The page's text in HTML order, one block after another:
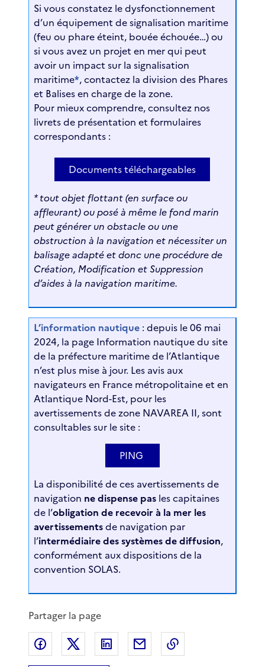
Si vous constatez le dysfonctionnement
d’un équipement de signalisation maritime
(feu ou phare éteint, bouée échouée…) ou
si vous avez un projet en mer qui peut
avoir un impact sur la signalisation
maritime*, contactez la division des Phares
et Balises en charge de la zone.
Pour mieux comprendre, consultez nos
livrets de présentation et formulaires
correspondants :
Documents téléchargeables
* tout objet flottant (en surface ou
affleurant) ou posé à même le fond marin
peut générer un obstacle ou une
obstruction à la navigation et nécessiter un
balisage adapté et donc une procédure de
Création, Modification et Suppression
d’aides à la navigation maritime.
L’information nautique : depuis le 06 mai
2024, la page Information nautique du site
de la préfecture maritime de l’Atlantique
n’est plus mise à jour. Les avis aux
navigateurs en France métropolitaine et en
Atlantique Nord-Est, pour les
avertissements de zone NAVAREA II, sont
consultables sur le site :
PING
La disponibilité de ces avertissements de
navigation ne dispense pas les capitaines
de l’obligation de recevoir à la mer les
avertissementsde navigation par
l’intermédiaire des systèmes de diffusion,
conformément aux dispositions de la
convention SOLAS.
Partager la page
Partager sur Facebook
Partager sur XPartager sur LinkedIn
Partager par email